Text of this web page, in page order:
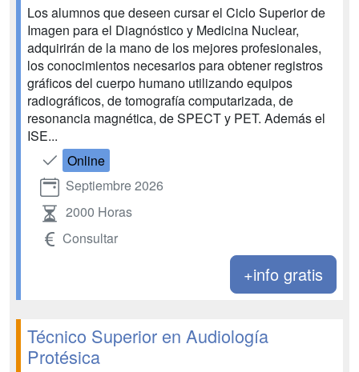
Los alumnos que deseen cursar el Ciclo Superior de
Imagen para el Diagnóstico y Medicina Nuclear,
adquirirán de la mano de los mejores profesionales,
los conocimientos necesarios para obtener registros
gráficos del cuerpo humano utilizando equipos
radiográficos, de tomografía computarizada, de
resonancia magnética, de SPECT y PET. Además el
ISE...
Online
Septiembre 2026
2000 Horas
Consultar
+info gratis
Técnico Superior en Audiología
Protésica